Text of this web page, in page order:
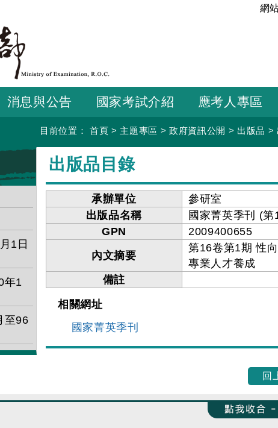
:::
網
消息與公告 國家考試介紹 應考人專區
目前位置： 首頁 > 主題專區 >政府資訊公開 > 出版品 >
1日
年1
至96
:::
出版品目錄
承辦單位
參研室
出版品名稱
國家菁英季刊 (
GPN
2009400655
內文摘要
第16卷第1期 性
專業人才養成
備註
相關網址
國家菁英季刊
回
收合 FatFooter